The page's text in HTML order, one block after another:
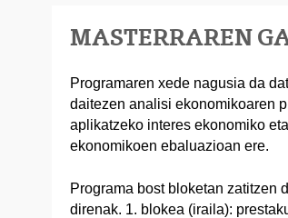
MASTERRAREN
Programaren xede nagusia da
daitezen analisi ekonomikoaren
aplikatzeko interes ekonomiko
ekonomikoen ebaluazioan ere.
Programa bost bloketan zatitzen
direnak. 1. blokea (iraila):